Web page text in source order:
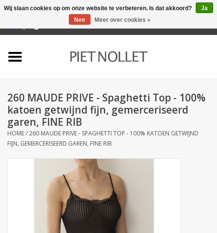
Badlinnen
Bedlinnen
Keukenlinnen
260 MAUDE PRIVE - Spaghetti Top - 100%
katoen getwijnd fijn, gemerceriseerd
garen, FINE RIB
HOME/260 MAUDE PRIVE - SPAGHETTI TOP - 100% KATOEN GETWIJND
FIJN, GEMERCERISEERD GAREN, FINE RIB
Wij slaan cookies op om onze website te verbeteren. Is dat akkoord?
Ja
Nee
Meer over cookies »